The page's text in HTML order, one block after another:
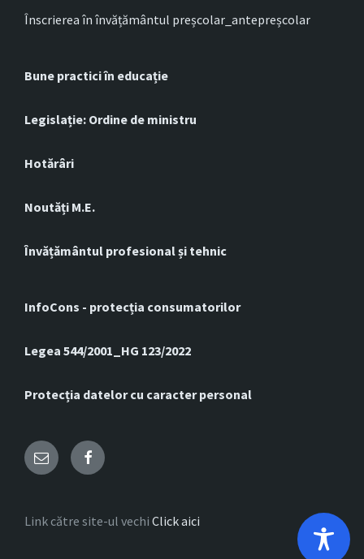
Înscrierea în învățământul preșcolar_antepreșcolar
Bune practici în educație
Legislație: Ordine de ministru
Hotărâri
Noutăți M.E.
Învățământul profesional și tehnic
InfoCons - protecția consumatorilor
Legea 544/2001_HG 123/2022
Protecția datelor cu caracter personal
Email Facebook
Link către site-ul vechi Click aici